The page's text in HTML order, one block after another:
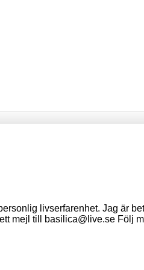
livserfarenhet. Jag är
mejl till basilica@live.se Följ